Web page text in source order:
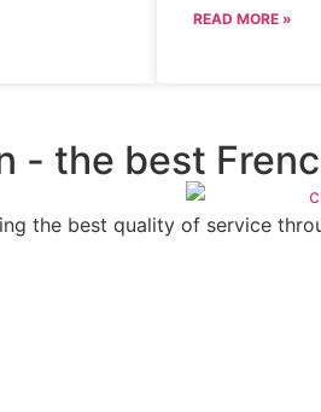
READ MORE »
- the best
the best quality of service